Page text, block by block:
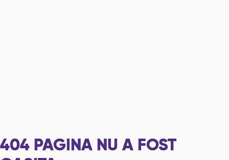
404 PAGINA NU A FOST